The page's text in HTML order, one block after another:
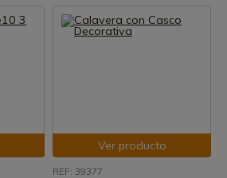
Ver producto
REF: 39377